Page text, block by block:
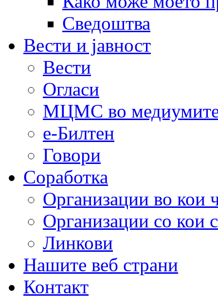
Сведоштва
Вести и јавност
Вести
Огласи
МЦМС во
е-Билтен
Говори
Соработка
Организации во кои
Организации со кои
Линкови
Нашите веб страни
Контакт